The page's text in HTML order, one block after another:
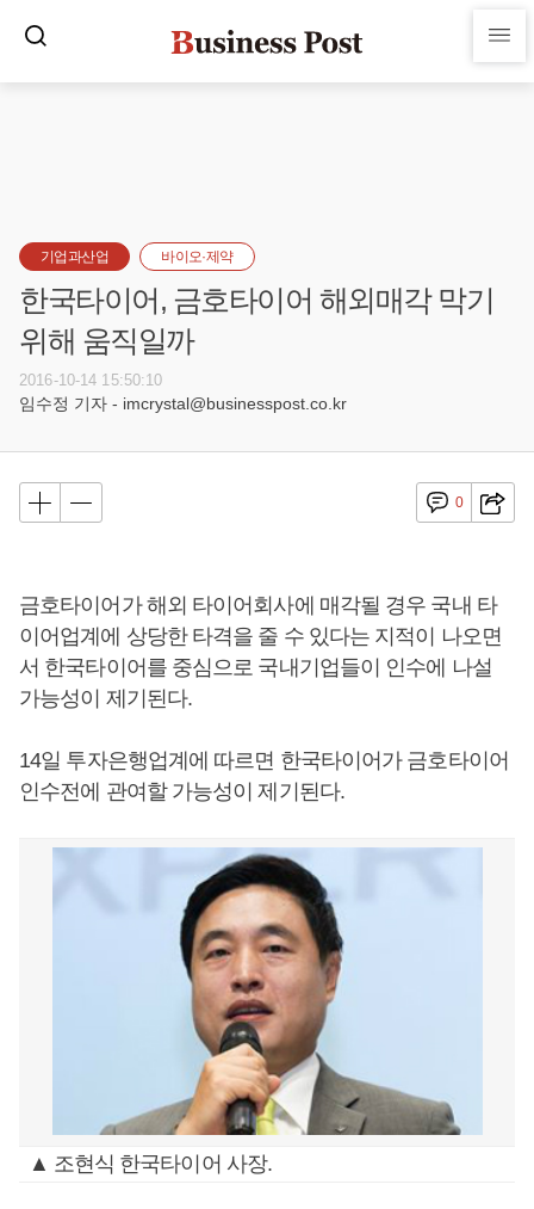
기업과산업 바이오·제약
한국타이어, 금호타이어 해외매각 막기
위해 움직일까
2016-10-14 15:50:10
임수정 기자 - imcrystal@businesspost.co.kr
0
금호타이어가 해외 타이어회사에 매각될 경우 국내 타
이어업계에 상당한 타격을 줄 수 있다는 지적이 나오면
서 한국타이어를 중심으로 국내기업들이 인수에 나설
가능성이 제기된다.
14일 투자은행업계에 따르면 한국타이어가 금호타이어
인수전에 관여할 가능성이 제기된다.
▲ 조현식 한국타이어 사장.